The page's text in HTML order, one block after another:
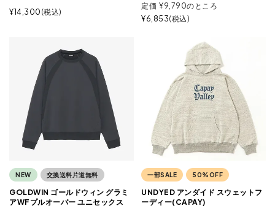
¥14,300 税込
定価 ¥9,790のところ
¥6,853 税込
NEW 交換送料片道無料
GOLDWIN ゴールドウィン グラミ
アWFプルオーバー ユニセックス
一部SALE 50%OFF
UNDYED アンダイド スウェットフ
ーディー(CAPAY)